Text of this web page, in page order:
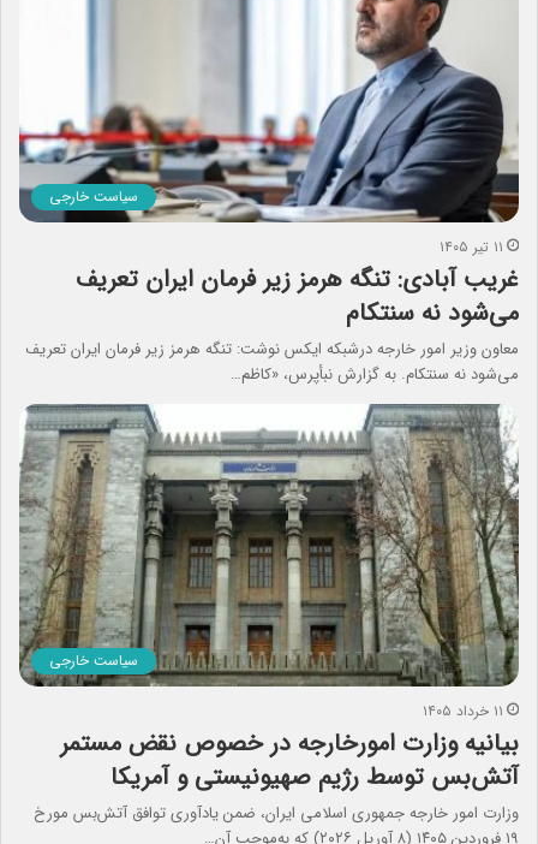
سیاست خارجی
۱۱ تیر ۱۴۰۵
غریب آبادی: تنگه هرمز زیر فرمان ایران تعریف
می‌شود نه سنتکام
معاون وزیر امور خارجه درشبکه ایکس نوشت: تنگه هرمز زیر فرمان ایران تعریف
می‌شود نه سنتکام. به گزارش نبأپرس، «کاظم…
سیاست خارجی
۱۱ خرداد ۱۴۰۵
بیانیه وزارت امورخارجه در خصوص نقض مستمر
آتش‌بس توسط رژیم صهیونیستی و آمریکا
وزارت امور خارجه جمهوری اسلامی ایران، ضمن یادآوری توافق آتش‌بس مورخ
۱۹ فروردین ۱۴۰۵ (۸ آوریل ۲۰۲۶) که به‌موجب آن…